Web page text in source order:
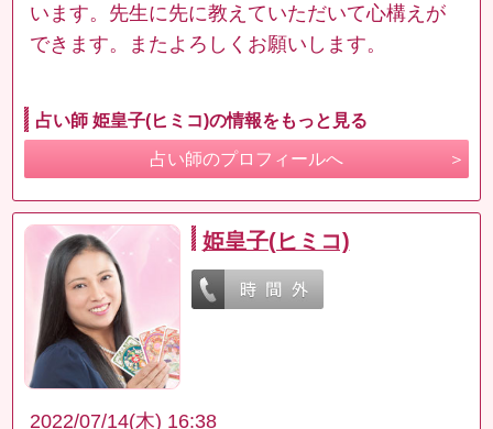
います。先生に先に教えていただいて心構えが
できます。またよろしくお願いします。
占い師 姫皇子(ヒミコ)の情報をもっと見る
占い師のプロフィールへ
姫皇子(ヒミコ)
2022/07/14(木) 16:38